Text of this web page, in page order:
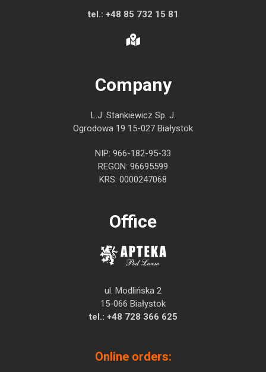
tel.: +48 85 732 15 81
Company
L.J. Stankiewicz Sp. J.
Ogrodowa 19 15-027 Białystok
NIP: 966-182-95-33
REGON: 96695599
KRS: 0000247068
Office
ul. Modlińska 2
15-066 Białystok
tel.: +48 728 366 625
Online orders: